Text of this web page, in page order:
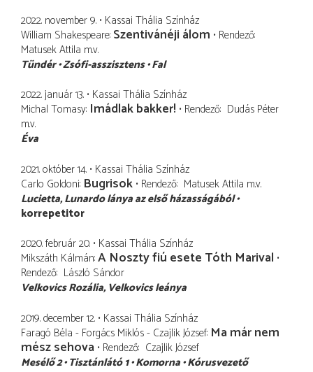
2022. november 9. Kassai Thália Színház
William Shakespeare Szentivánéji álom Rendező
Matusek Attila m.v.
Tündér Zsófi-asszisztens Fal
2022. január 13. Kassai Thália Színház
Michal Tomasy Imádlak bakker! Rendező Dudás Péter
m.v.
Éva
2021. október 14. Kassai Thália Színház
Carlo Goldoni Bugrisok Rendező Matusek Attila m.v.
Lucietta Lunardo lánya az első házasságából
korrepetitor
2020. február 20. Kassai Thália Színház
Mikszáth Kálmán A Noszty fiú esete Tóth Marival
Rendező László Sándor
Velkovics Rozália Velkovics leánya
2019. december 12. Kassai Thália Színház
Faragó Béla - Forgács Miklós - Czajlik József Ma már nem
mész sehova Rendező Czajlik József
Mesélő 2 Tisztánlátó 1 Komorna Kórusvezető